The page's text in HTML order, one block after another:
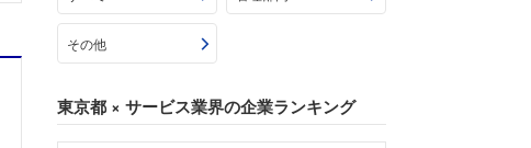
その他
東京都 × サービス業界の企業ランキング